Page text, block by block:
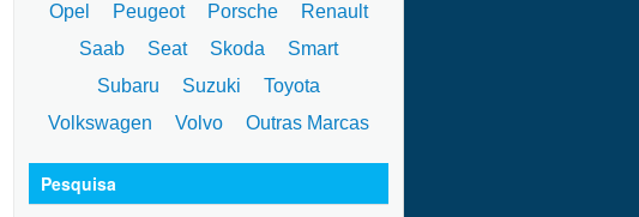
Opel
Peugeot Porsche
Renault
Saab
Seat Skoda
Smart
Subaru
Suzuki
Toyota
Volkswagen
Volvo Outras Marcas
Pesquisa